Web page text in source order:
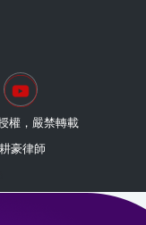
權，嚴禁轉載
豪律師